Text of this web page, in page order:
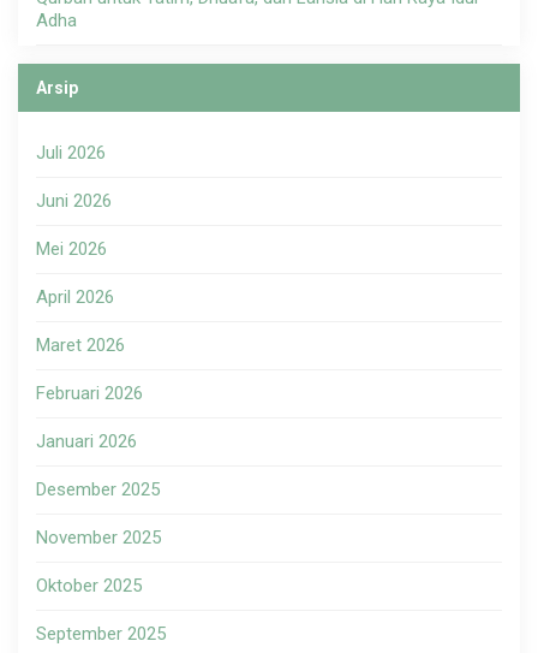
Adha
Arsip
Juli 2026
Juni 2026
Mei 2026
April 2026
Maret 2026
Februari 2026
Januari 2026
Desember 2025
November 2025
Oktober 2025
September 2025